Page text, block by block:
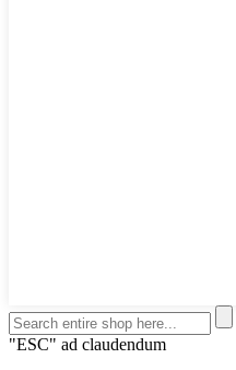
"ESC" ad claudendum